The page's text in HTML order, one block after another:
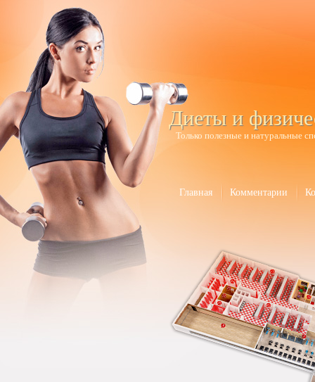
Диеты и
Только полезные и натуральные
Главная Комментарии